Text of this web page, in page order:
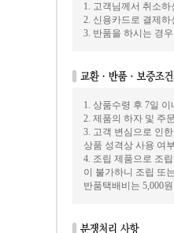
1. 고객님께서 취소
2. 신용카드로 결제
3. 반품을 하시는 경
1. 상품수령 후 7일
2. 제품의 하자 및 주
3. 고객 변심으로 인
상품 성격상 사용 여
4. 조립 제품으로 조
이 불가하니 조립 또
반품택배비는 5,000